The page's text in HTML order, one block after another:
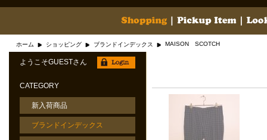
ホーム ショッピング ブランドインデックス MAISON SCOTCH
ようこそGUESTさん
CATEGORY
新入荷商品
ブランドインデックス